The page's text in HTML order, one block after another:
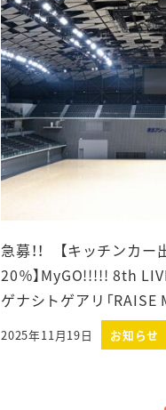
急募！！ 【キッチンカ
20％】MyGO!!!!! 8th
ゲナシトゲアリ「RAISE
投稿日
2025年11月19日 お知らせ